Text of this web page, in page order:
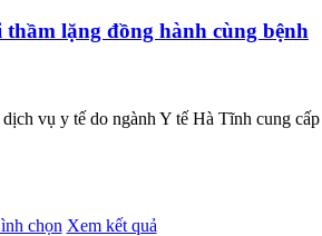
lặng đồng hành cùng bệnh
vụ y tế do ngành Y tế Hà Tĩnh cung cấp
chọn Xem kết quả